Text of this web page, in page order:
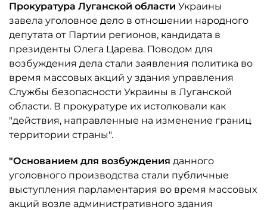
Прокуратура Луганской области Украины
завела уголовное дело в отношении народного
депутата от Партии регионов, кандидата в
президенты Олега Царева. Поводом для
возбуждения дела стали заявления политика во
время массовых акций у здания управления
Службы безопасности Украины в Луганской
области. В прокуратуре их истолковали как
"действия, направленные на изменение границ
территории страны".
"Основанием для возбуждения данного
уголовного производства стали публичные
выступления парламентария во время массовых
акций возле административного здания